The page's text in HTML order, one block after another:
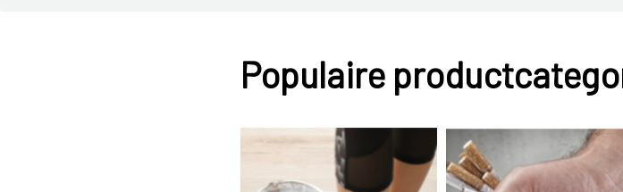
Populaire